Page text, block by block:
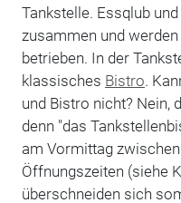
Tankstelle. Essqlub
zusammen und werden
betrieben. In der
klassisches Bistro.
und Bistro nicht? Nein,
denn "das
am Vormittag zwischen
Öffnungszeiten (siehe
überschneiden sich